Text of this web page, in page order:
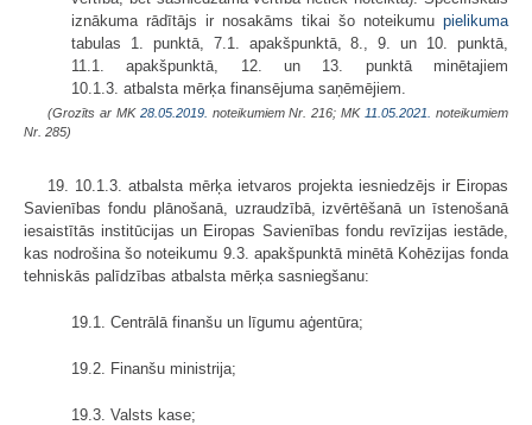
iznākuma rādītājs ir nosakāms tikai šo noteikumu pielikuma
tabulas 1. punktā, 7.1. apakšpunktā, 8., 9. un 10. punktā,
11.1. apakšpunktā, 12. un 13. punktā minētajiem
10.1.3. atbalsta mērķa finansējuma saņēmējiem.
(Grozīts ar MK 28.05.2019. noteikumiem Nr. 216; MK 11.05.2021.
noteikumiem
Nr. 285)
19. 10.1.3. atbalsta mērķa ietvaros projekta iesniedzējs ir Eiropas
Savienības fondu plānošanā, uzraudzībā, izvērtēšanā un īstenošanā
iesaistītās institūcijas un Eiropas Savienības fondu revīzijas iestāde,
kas nodrošina šo noteikumu 9.3. apakšpunktā minētā Kohēzijas fonda
tehniskās palīdzības atbalsta mērķa sasniegšanu:
19.1. Centrālā finanšu un līgumu aģentūra;
19.2. Finanšu ministrija;
19.3. Valsts kase;